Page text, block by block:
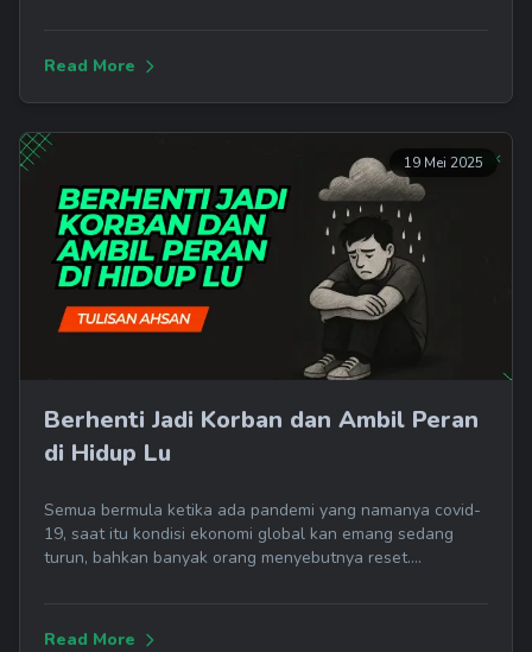
Read More
19 Mei 2025
Berhenti Jadi Korban dan Ambil Peran
di Hidup Lu
Semua bermula ketika ada pandemi yang namanya covid-
19, saat itu kondisi ekonomi global kan emang sedang
turun, bahkan banyak orang menyebutnya reset....
Read More